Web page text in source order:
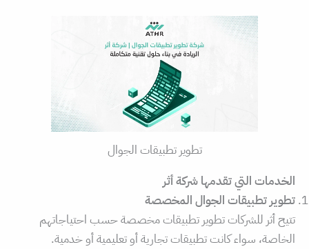
تطوير تطبيقات الجوال
الخدمات التي تقدمها شركة أثر
تطوير تطبيقات الجوال المخصصة
تتيح أثر للشركات تطوير تطبيقات مخصصة حسب احتياجاتهم
الخاصة، سواء كانت تطبيقات تجارية أو تعليمية أو خدمية.